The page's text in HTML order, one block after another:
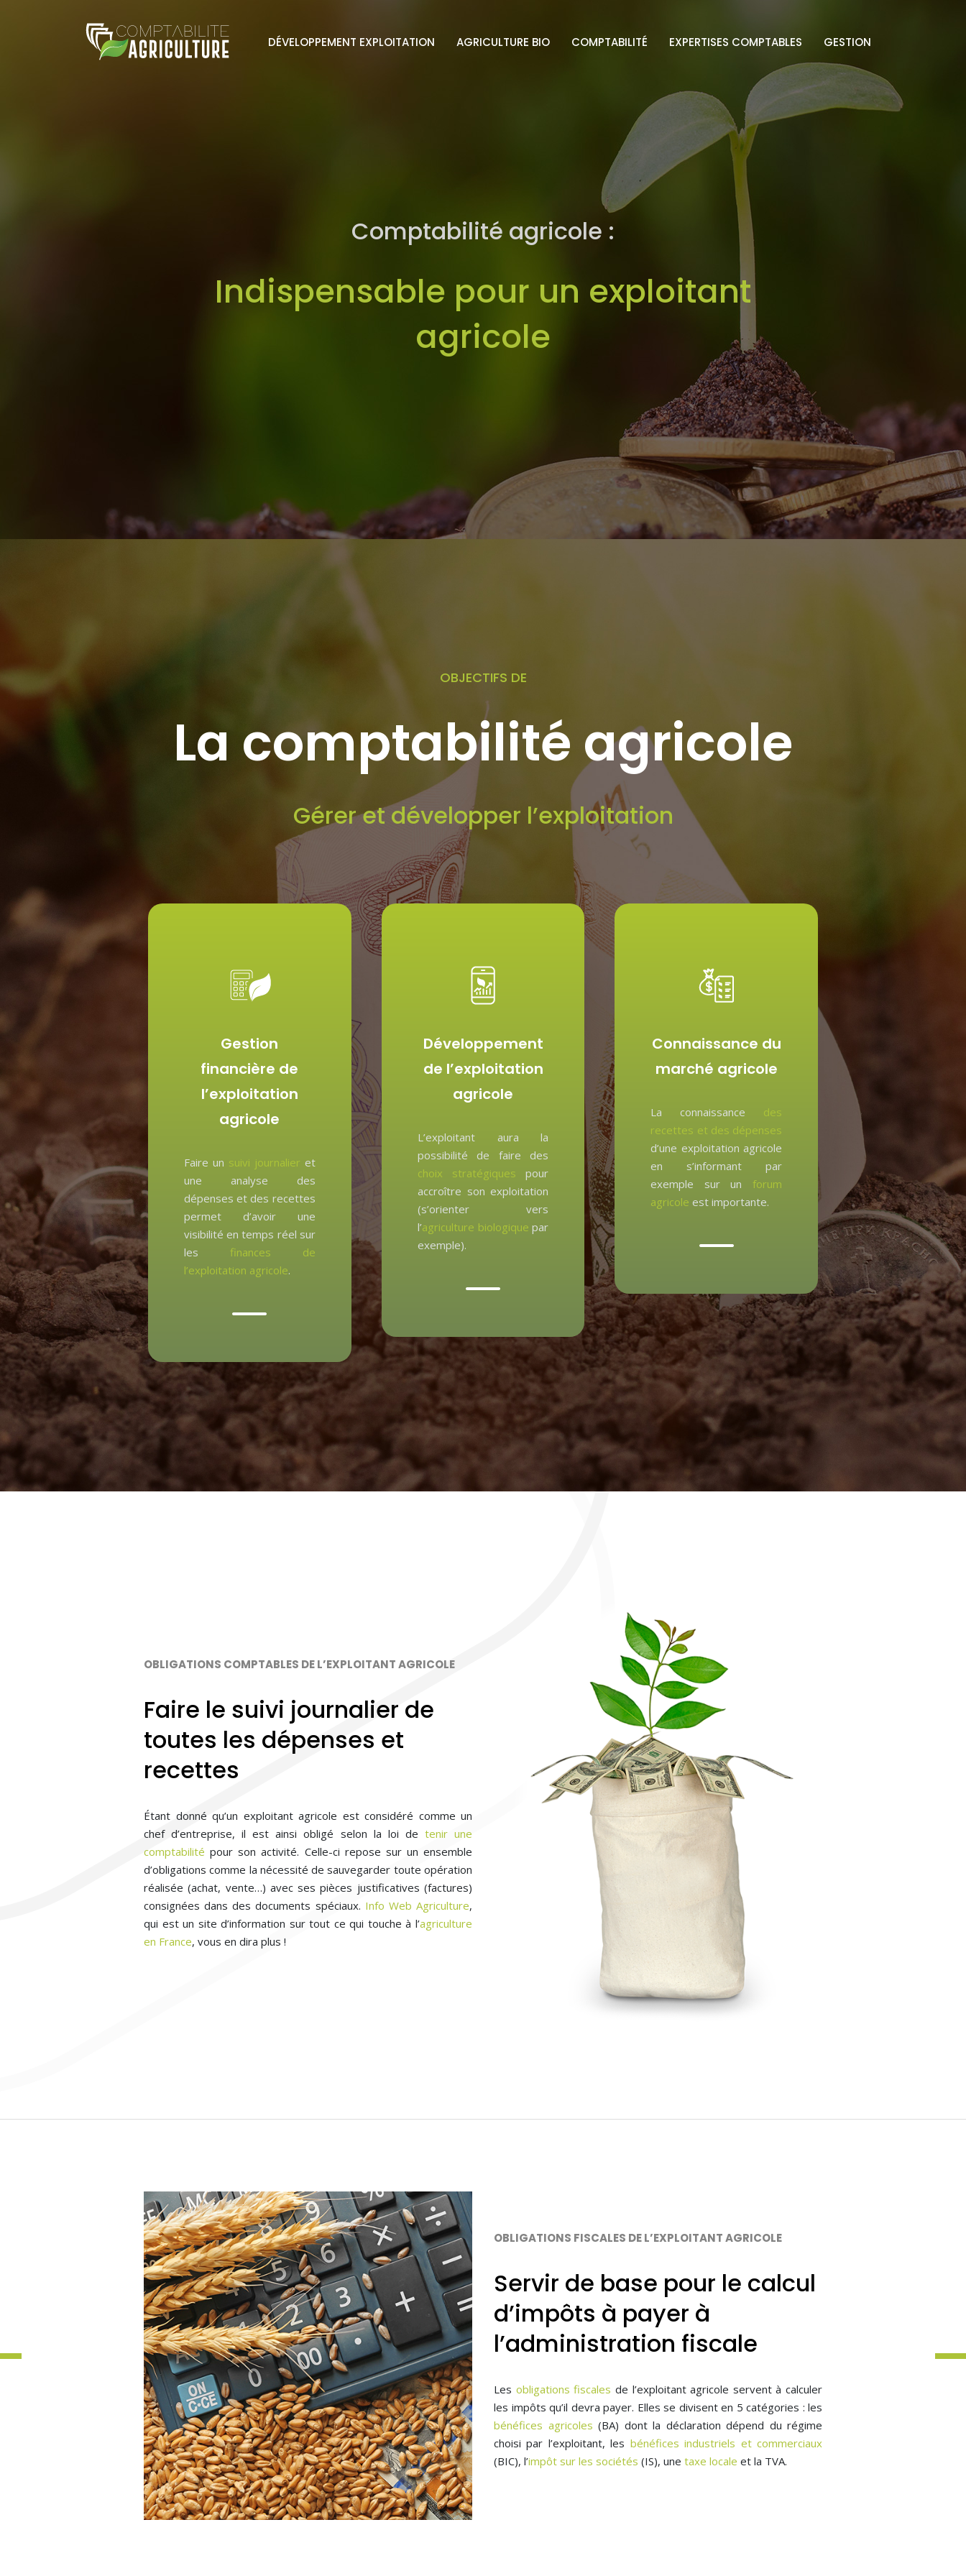
DÉVELOPPEMENT EXPLOITATION AGRICULTURE BIO COMPTABILITÉ EXPERTISES COMPTABLES GESTION
Comptabilité agricole :
Indispensable pour un exploitant
agricole
OBJECTIFS DE
La comptabilité agricole
Gérer et développer l’exploitation
Gestion
financière de
l’exploitation
agricole
Faire un suivi journalier et
une analyse des
dépenses et des recettes
permet d’avoir une
visibilité en temps réel sur
les finances de
l’exploitation agricole.
Développement
de l’exploitation
agricole
L’exploitant aura la
possibilité de faire des
choix stratégiques pour
accroître son exploitation
(s’orienter vers
l’agriculture biologique par
exemple).
Connaissance du
marché agricole
La connaissance des
recettes et des dépenses
d’une exploitation agricole
en s’informant par
exemple sur un forum
agricole est importante.
OBLIGATIONS COMPTABLES DE L’EXPLOITANT AGRICOLE
Faire le suivi journalier de
toutes les dépenses et
recettes
Étant donné qu’un exploitant agricole est considéré comme un
chef d’entreprise, il est ainsi obligé selon la loi de tenir une
comptabilité pour son activité. Celle-ci repose sur un ensemble
d’obligations comme la nécessité de sauvegarder toute opération
réalisée (achat, vente…) avec ses pièces justificatives (factures)
consignées dans des documents spéciaux. Info Web Agriculture,
qui est un site d’information sur tout ce qui touche à l’agriculture
en France, vous en dira plus !
OBLIGATIONS FISCALES DE L’EXPLOITANT AGRICOLE
Servir de base pour le calcul
d’impôts à payer à
l’administration fiscale
Les obligations fiscales de l’exploitant agricole servent à calculer
les impôts qu’il devra payer. Elles se divisent en 5 catégories : les
bénéfices agricoles (BA) dont la déclaration dépend du régime
choisi par l’exploitant, les bénéfices industriels et commerciaux
(BIC), l’impôt sur les sociétés (IS), une taxe locale et la TVA.